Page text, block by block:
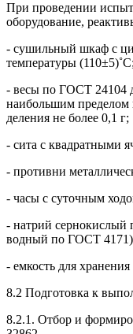
При проведении
оборудование,
- сушильный шкаф с
температуры (110±5)˚С;
- весы по ГОСТ 24104
наибольшим пределом
деления не более 0,1 г;
- сита с квадратными
- противни
- часы с суточным
- натрий сернокислый
водный по ГОСТ
- емкость для хранения
8.2 Подготовка к
8.2.1. Отбор и